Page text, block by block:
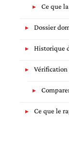
Ce que
Dossier
Historique
Vérification
Ce que le